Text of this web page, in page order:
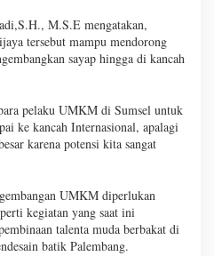
M.S.E mengatakan,
tersebut mampu mendorong
sayap hingga di kancah
pelaku UMKM di Sumsel untuk
ke kancah Internasional, apalagi
karena potensi kita sangat
UMKM diperlukan
kegiatan yang saat ini
talenta muda berbakat di
batik Palembang.